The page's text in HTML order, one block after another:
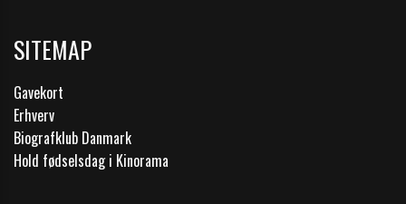
SITEMAP
Gavekort
Erhverv
Biografklub Danmark
Hold fødselsdag i Kinorama